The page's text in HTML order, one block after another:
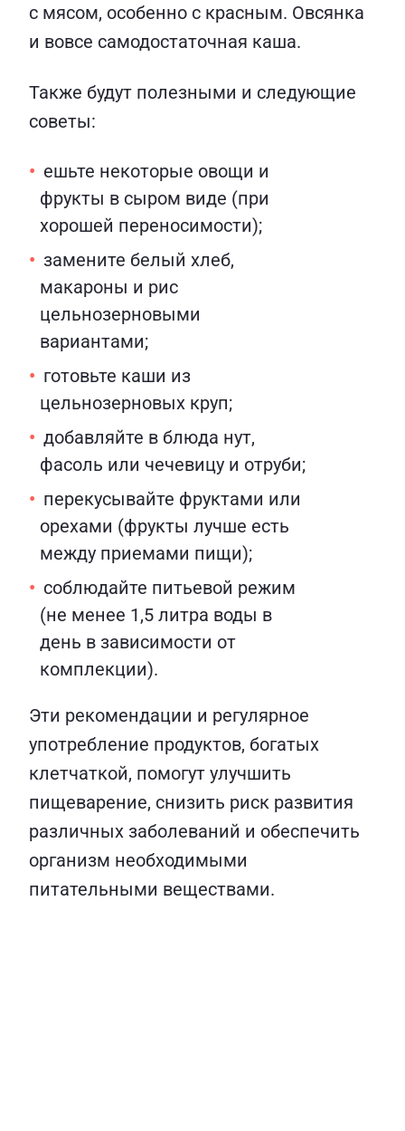
с мясом, особенно с красным. Овсянка
и вовсе самодостаточная каша.
Также будут полезными и следующие
советы:
ешьте некоторые овощи и
фрукты в сыром виде (при
хорошей переносимости);
замените белый хлеб,
макароны и рис
цельнозерновыми
вариантами;
готовьте каши из
цельнозерновых круп;
добавляйте в блюда нут,
фасоль или чечевицу и отруби;
перекусывайте фруктами или
орехами (фрукты лучше есть
между приемами пищи);
соблюдайте питьевой режим
(не менее 1,5 литра воды в
день в зависимости от
комплекции).
Эти рекомендации и регулярное
употребление продуктов, богатых
клетчаткой, помогут улучшить
пищеварение, снизить риск развития
различных заболеваний и обеспечить
организм необходимыми
питательными веществами.